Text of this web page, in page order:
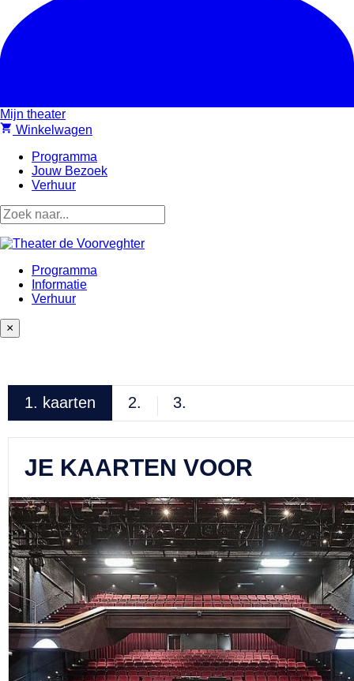
Mijn theater
shopping_cart Winkelwagen
Programma
Jouw Bezoek
Verhuur
Programma
Informatie
Verhuur
×
1. kaarten 2. 3.
JE KAARTEN VOOR